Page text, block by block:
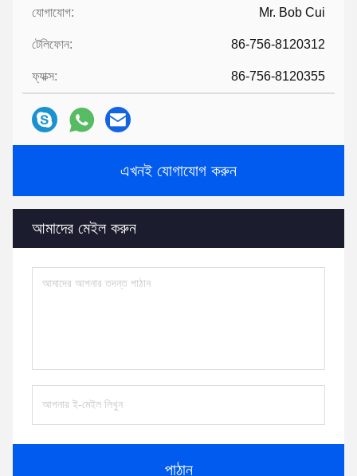
যোগাযোগ: Mr. Bob Cui
টেলিফোন: 86-756-8120312
ফ্যাক্স: 86-756-8120355
এখনই যোগাযোগ করুন
আমাদের মেইল ​​করুন
পাঠান